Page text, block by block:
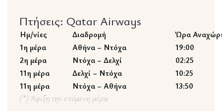
Πτήσεις: Qatar Airways
Ημ/νίες Διαδρομή
Ώρα
1η μέρα
Αθήνα – Ντόχα
19:00
2η μέρα
Ντόχα – Δελχί
02:25
11η μέρα
Δελχί – Ντόχα
10:25
11η μέρα
Ντόχα – Αθήνα
13:50
(*) Άφιξη την επόμενη μέρα